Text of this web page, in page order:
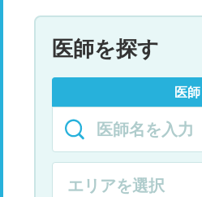
医師を探す
医師